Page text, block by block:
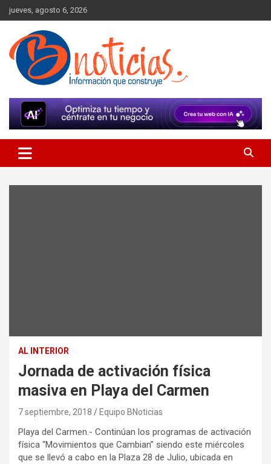
Skip
to
content
jueves, agosto 6, 2026
BNoticias
AL INTERIOR
Jornada de activación física
masiva en Playa del Carmen
7 septiembre, 2018 Equipo BNoticias
Playa del Carmen.- Continúan los programas de activación
física “Movimientos que Cambian” siendo este miércoles
que se llevó a cabo en la Plaza 28 de Julio, ubicada en